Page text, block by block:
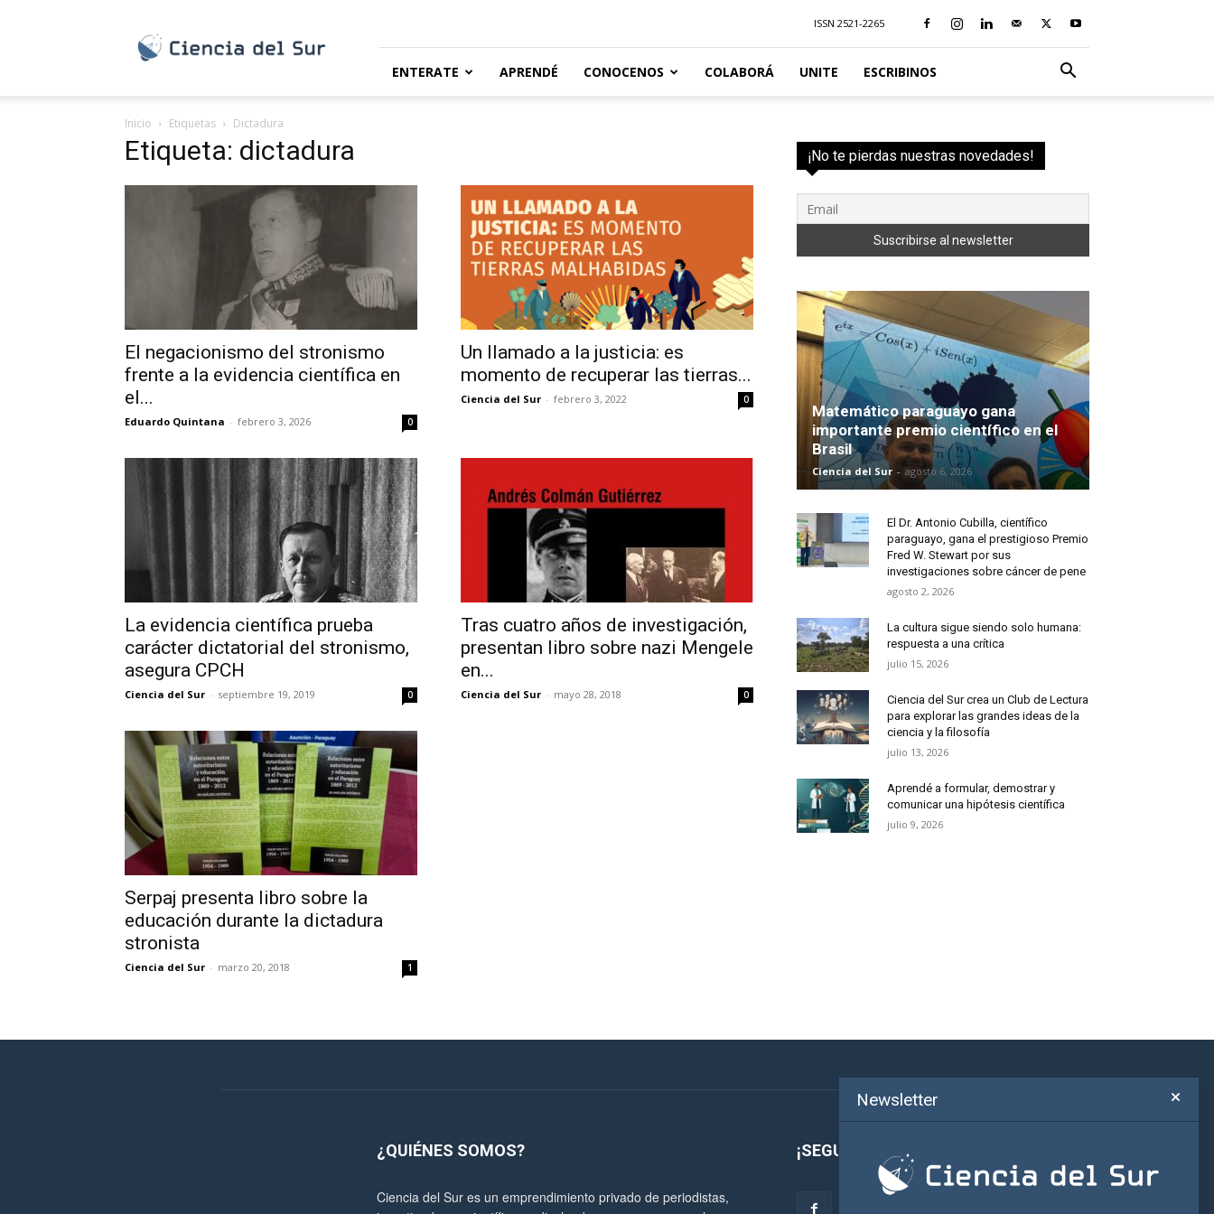
Sur
ISSN 2521-2265
ENTERATE APRENDÉ CONOCENOS COLABORÁ UNITE ESCRIBINOS
Inicio Etiquetas Dictadura
Etiqueta: dictadura
El negacionismo del stronismo
frente a la evidencia científica en
el...
Eduardo Quintana - febrero 3, 2026 0
Un llamado a la justicia: es
momento de recuperar las tierras...
Ciencia del Sur - febrero 3, 2022 0
La evidencia científica prueba
carácter dictatorial del stronismo,
asegura CPCH
Ciencia del Sur - septiembre 19, 2019 0
Tras cuatro años de investigación,
presentan libro sobre nazi Mengele
en...
Ciencia del Sur - mayo 28, 2018 0
Serpaj presenta libro sobre la
educación durante la dictadura
stronista
Ciencia del Sur - marzo 20, 2018 1
¡No te pierdas nuestras novedades!
Matemático paraguayo gana
importante premio científico en el
Brasil
Ciencia del Sur - agosto 6, 2026
El Dr. Antonio Cubilla, científico
paraguayo, gana el prestigioso Premio
Fred W. Stewart por sus
investigaciones sobre cáncer de pene
agosto 2, 2026
La cultura sigue siendo solo humana:
respuesta a una crítica
julio 15, 2026
Ciencia del Sur crea un Club de Lectura
para explorar las grandes ideas de la
ciencia y la filosofía
julio 13, 2026
Aprendé a formular, demostrar y
comunicar una hipótesis científica
julio 9, 2026
¿QUIÉNES SOMOS?
Ciencia del Sur es un emprendimiento privado de periodistas,
¡SEGUINOS!
Newsletter